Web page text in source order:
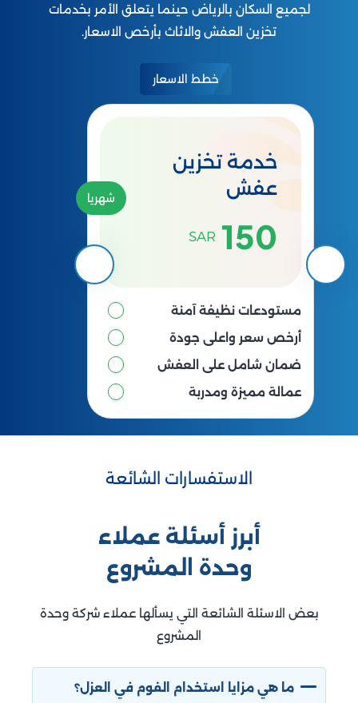
لجميع السكان بالرياض حينما يتعلق الأمر بخدمات
تخزين العفش والاثاث بأرخص الاسعار.
خطط الاسعار
خدمة تخزين
عفش
150
SAR
مستودعات نظيفة آمنة
أرخص سعر واعلى جودة
ضمان شامل على العفش
عمالة مميزة ومدربة
شهريا
الاستفسارات الشائعة
أبرز أسئلة عملاء
وحدة المشروع
بعض الاسئلة الشائعة التي يسألها عملاء شركة وحدة
المشروع
ما هي مزايا استخدام الفوم في العزل؟